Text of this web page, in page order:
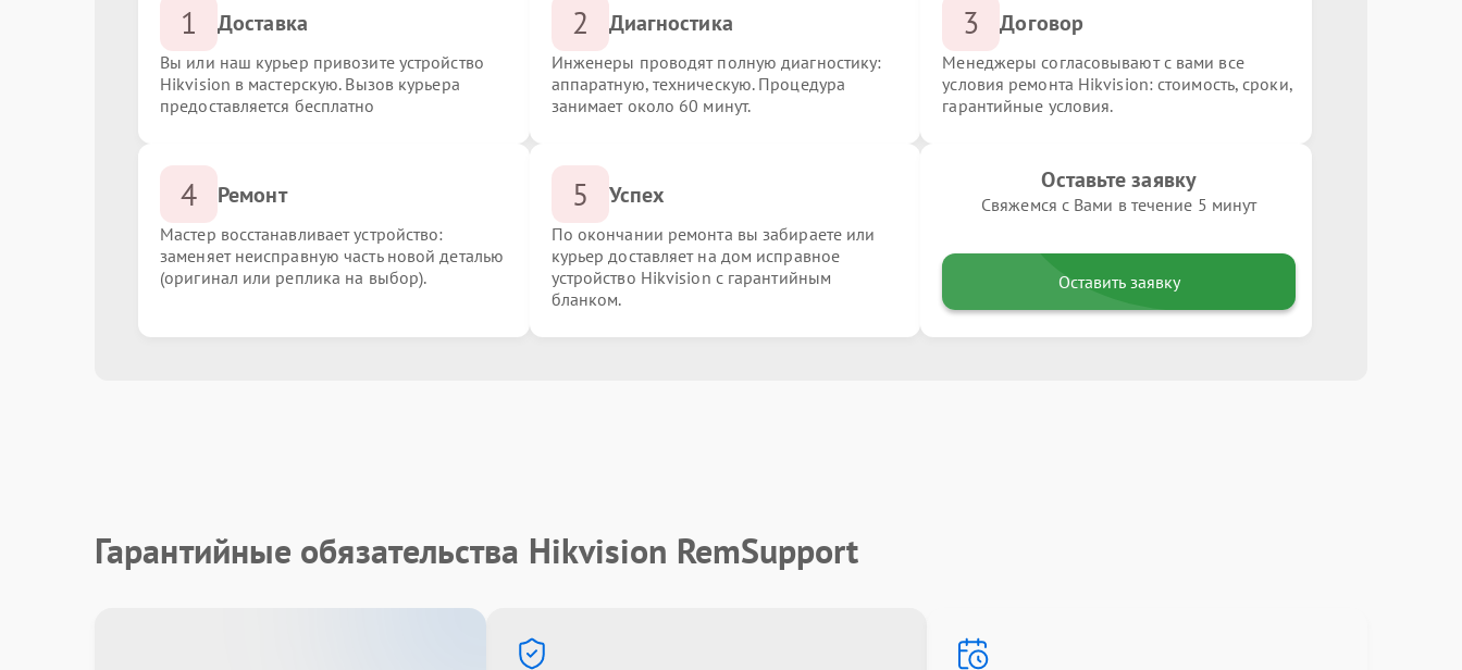
1 Доставка
Вы или наш курьер привозите устройство
Hikvision в мастерскую. Вызов курьера
предоставляется бесплатно
2 Диагностика
Инженеры проводят полную диагностику:
аппаратную, техническую. Процедура
занимает около 60 минут.
3 Договор
Менеджеры согласовывают с вами все
условия ремонта Hikvision: стоимость, сроки,
гарантийные условия.
4 Ремонт
Мастер восстанавливает устройство:
заменяет неисправную часть новой деталью
(оригинал или реплика на выбор).
5 Успех
По окончании ремонта вы забираете или
курьер доставляет на дом исправное
устройство Hikvision с гарантийным
бланком.
Оставьте заявку
Свяжемся с Вами в течение 5 минут
Оставить заявку
Гарантийные обязательства Hikvision RemSupport